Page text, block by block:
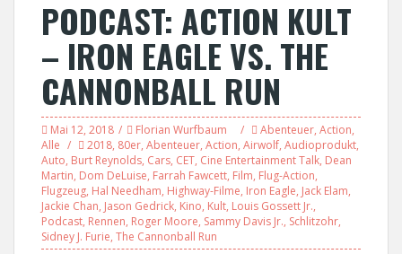
PODCAST: ACTION KULT
– IRON EAGLE VS. THE
CANNONBALL RUN
Mai 12, 2018 Florian Wurfbaum Abenteuer, Action,
Alle
2018, 80er, Abenteuer, Action, Airwolf, Audioprodukt,
Auto, Burt Reynolds, Cars, CET, Cine Entertainment Talk, Dean
Martin, Dom DeLuise, Farrah Fawcett, Film, Flug-Action,
Flugzeug, Hal Needham, Highway-Filme, Iron Eagle, Jack Elam,
Jackie Chan, Jason Gedrick, Kino, Kult, Louis Gossett Jr.,
Podcast, Rennen, Roger Moore, Sammy Davis Jr., Schlitzohr,
Sidney J. Furie, The Cannonball Run